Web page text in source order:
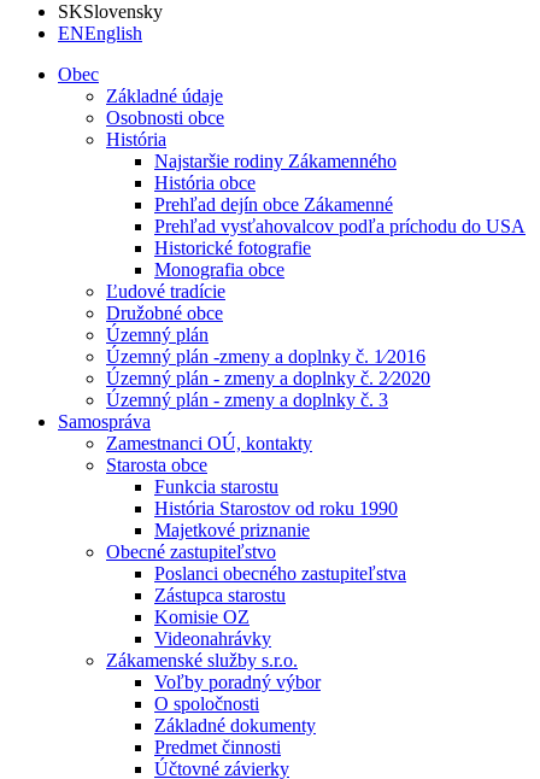
SKSlovensky
ENEnglish
Obec
Základné údaje
Osobnosti obce
História
Najstaršie rodiny Zákamenného
História obce
Prehľad dejín obce Zákamenné
Prehľad vysťahovalcov podľa príchodu do USA
Historické fotografie
Monografia obce
Ľudové tradície
Družobné obce
Územný plán
Územný plán -zmeny a doplnky č. 1⁄2016
Územný plán - zmeny a doplnky č. 2⁄2020
Územný plán - zmeny a doplnky č. 3
Samospráva
Zamestnanci OÚ, kontakty
Starosta obce
Funkcia starostu
História Starostov od roku 1990
Majetkové priznanie
Obecné zastupiteľstvo
Poslanci obecného zastupiteľstva
Zástupca starostu
Komisie OZ
Videonahrávky
Zákamenské služby s.r.o.
Voľby poradný výbor
O spoločnosti
Základné dokumenty
Predmet činnosti
Účtovné závierky